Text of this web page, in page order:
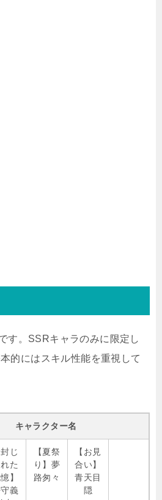
す。SSRキャラのみに限定し
的にはスキル性能を重視して
キャラクター名
封じ
た
】
義
【夏祭
り】夢
路匆々
【お見
合い】
青天目
隠